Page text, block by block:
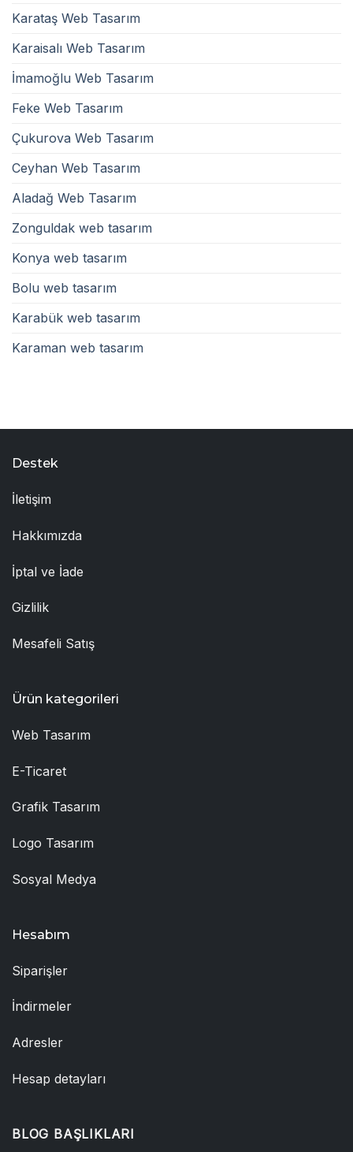
Karataş Web Tasarım
Karaisalı Web Tasarım
İmamoğlu Web Tasarım
Feke Web Tasarım
Çukurova Web Tasarım
Ceyhan Web Tasarım
Aladağ Web Tasarım
Zonguldak web tasarım
Konya web tasarım
Bolu web tasarım
Karabük web tasarım
Karaman web tasarım
Destek
İletişim
Hakkımızda
İptal ve İade
Gizlilik
Mesafeli Satış
Ürün kategorileri
Web Tasarım
E-Ticaret
Grafik Tasarım
Logo Tasarım
Sosyal Medya
Hesabım
Siparişler
İndirmeler
Adresler
Hesap detayları
BLOG BAŞLIKLARI